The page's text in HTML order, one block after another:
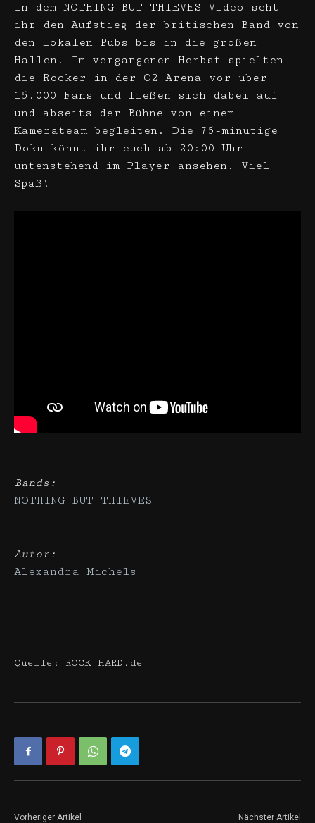
In dem NOTHING BUT THIEVES-Video seht
ihr den Aufstieg der britischen Band von
den lokalen Pubs bis in die großen
Hallen. Im vergangenen Herbst spielten
die Rocker in der O2 Arena vor über
15.000 Fans und ließen sich dabei auf
und abseits der Bühne von einem
Kamerateam begleiten. Die 75-minütige
Doku könnt ihr euch ab 20:00 Uhr
untenstehend im Player ansehen. Viel
Spaß!
Bands:
NOTHING BUT THIEVES
Autor:
Alexandra Michels
Quelle: ROCK HARD.de
Vorheriger Artikel Nächster Artikel